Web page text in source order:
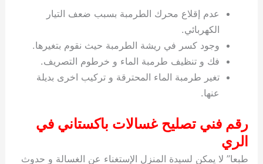
عدم إقلاع محرك الطرمبة بسبب ضعف التيار
الكهربائي.
وجود كسر في ريشة الطرمبة حيث نقوم بتغيرها.
فك و تنظيف طرمبة الماء و خرطوم التصريف.
تغير طرمبة الماء المحترقة و تركيب اخرى بديلة
عنها.
رقم فني تصليح غسالات باكستاني في
الري
طبعا” لا يمكن لسيدة المنزل الإستغناء عن الغسالة و حدوث